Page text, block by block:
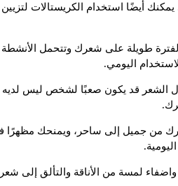
أيضًا استخدام الكريستالات لتزيين
لفترة طويلة على شعرك وتتحمل
اليومي.
الشعر قد يكون صعبًا لشخص ليس لديه
من جميل إلى ساحر، ويمنحك مظهرًا
واضفاء لمسة من الأناقة والتألق إلى